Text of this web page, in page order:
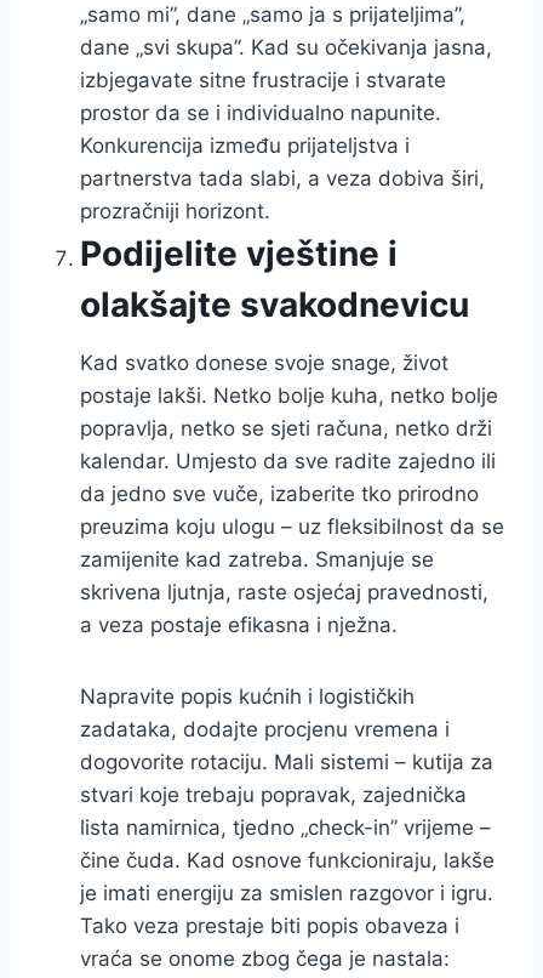
„samo mi”, dane „samo ja s prijateljima”,
dane „svi skupa”. Kad su očekivanja jasna,
izbjegavate sitne frustracije i stvarate
prostor da se i individualno napunite.
Konkurencija između prijateljstva i
partnerstva tada slabi, a veza dobiva širi,
prozračniji horizont.
Podijelite vještine i
olakšajte svakodnevicu
Kad svatko donese svoje snage, život
postaje lakši. Netko bolje kuha, netko bolje
popravlja, netko se sjeti računa, netko drži
kalendar. Umjesto da sve radite zajedno ili
da jedno sve vuče, izaberite tko prirodno
preuzima koju ulogu – uz fleksibilnost da se
zamijenite kad zatreba. Smanjuje se
skrivena ljutnja, raste osjećaj pravednosti,
a veza postaje efikasna i nježna.
Napravite popis kućnih i logističkih
zadataka, dodajte procjenu vremena i
dogovorite rotaciju. Mali sistemi – kutija za
stvari koje trebaju popravak, zajednička
lista namirnica, tjedno „check-in” vrijeme –
čine čuda. Kad osnove funkcioniraju, lakše
je imati energiju za smislen razgovor i igru.
Tako veza prestaje biti popis obaveza i
vraća se onome zbog čega je nastala: